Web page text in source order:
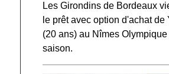
Les Girondins de Bordeaux
le prêt avec option d'achat
(20 ans) au Nîmes
saison.